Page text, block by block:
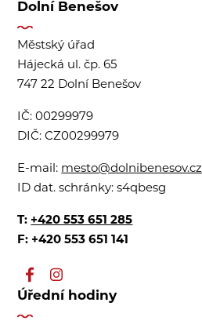
Dolní Benešov
Městský úřad
Hájecká ul. čp. 65
747 22 Dolní Benešov
IČ:00299979
DIČ:CZ00299979
E-mail: mesto@dolnibenesov.cz
ID dat. schránky:s4qbesg
T: +420 553 651 285
F: +420 553 651 141
Úřední hodiny